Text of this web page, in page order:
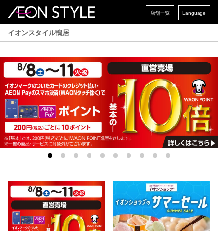
店舗一覧 Language
イオンスタイル鴨居